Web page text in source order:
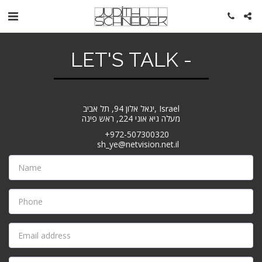
LET'S TALK -
יגאל אלון 94, תל אביב, Israel
מעלה גיא אוני 224, ראש פינה
+972-507300320
sh_ye@netvision.net.il